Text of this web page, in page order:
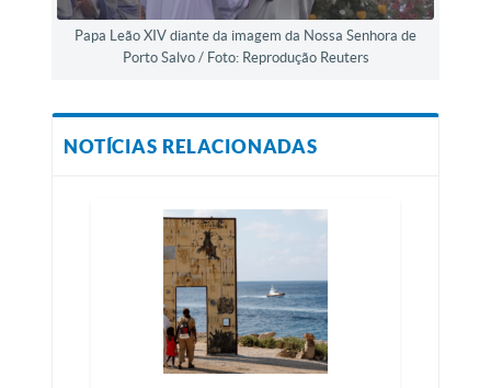
Papa Leão XIV diante da imagem da Nossa Senhora de
Porto Salvo / Foto: Reprodução Reuters
NOTÍCIAS RELACIONADAS